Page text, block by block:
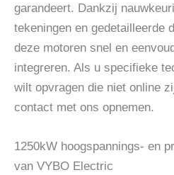
garandeert. Dankzij
tekeningen en gedetailleerde
deze motoren snel en
integreren. Als u specifieke
wilt opvragen die niet online
contact met ons opnemen.
1250kW hoogspannings- en
van VYBO Electric